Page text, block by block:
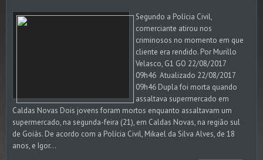
Segundo a Polícia Civil,
comerciante atirou nos
criminosos no momento em que
cliente era rendido. Por Murillo
Velasco, G1 GO 22/08/2017
09h46 Atualizado 22/08/2017
09h46 Dupla foi morta quando
assaltava supermercado em
Caldas Novas Dois jovens foram mortos enquanto assaltavam um
supermercado, na segunda-feira (21), em Caldas Novas, na região sul
de Goiás. De acordo com a Polícia Civil, Mikael da Silva Alves, de 18
anos, e Igor...